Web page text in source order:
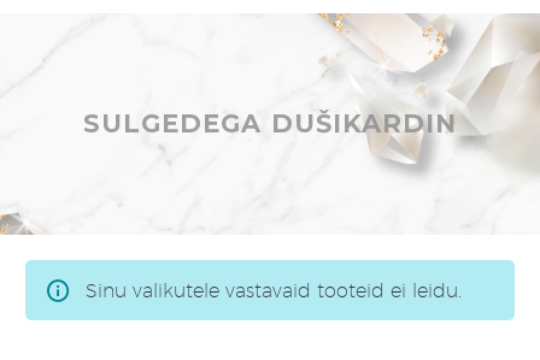
SULGEDEGA DUŠIKARDIN
Sinu valikutele vastavaid tooteid ei leidu.